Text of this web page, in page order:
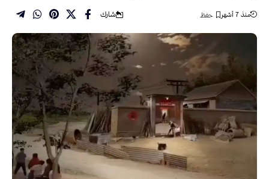
منذ 7 أشهر شارك